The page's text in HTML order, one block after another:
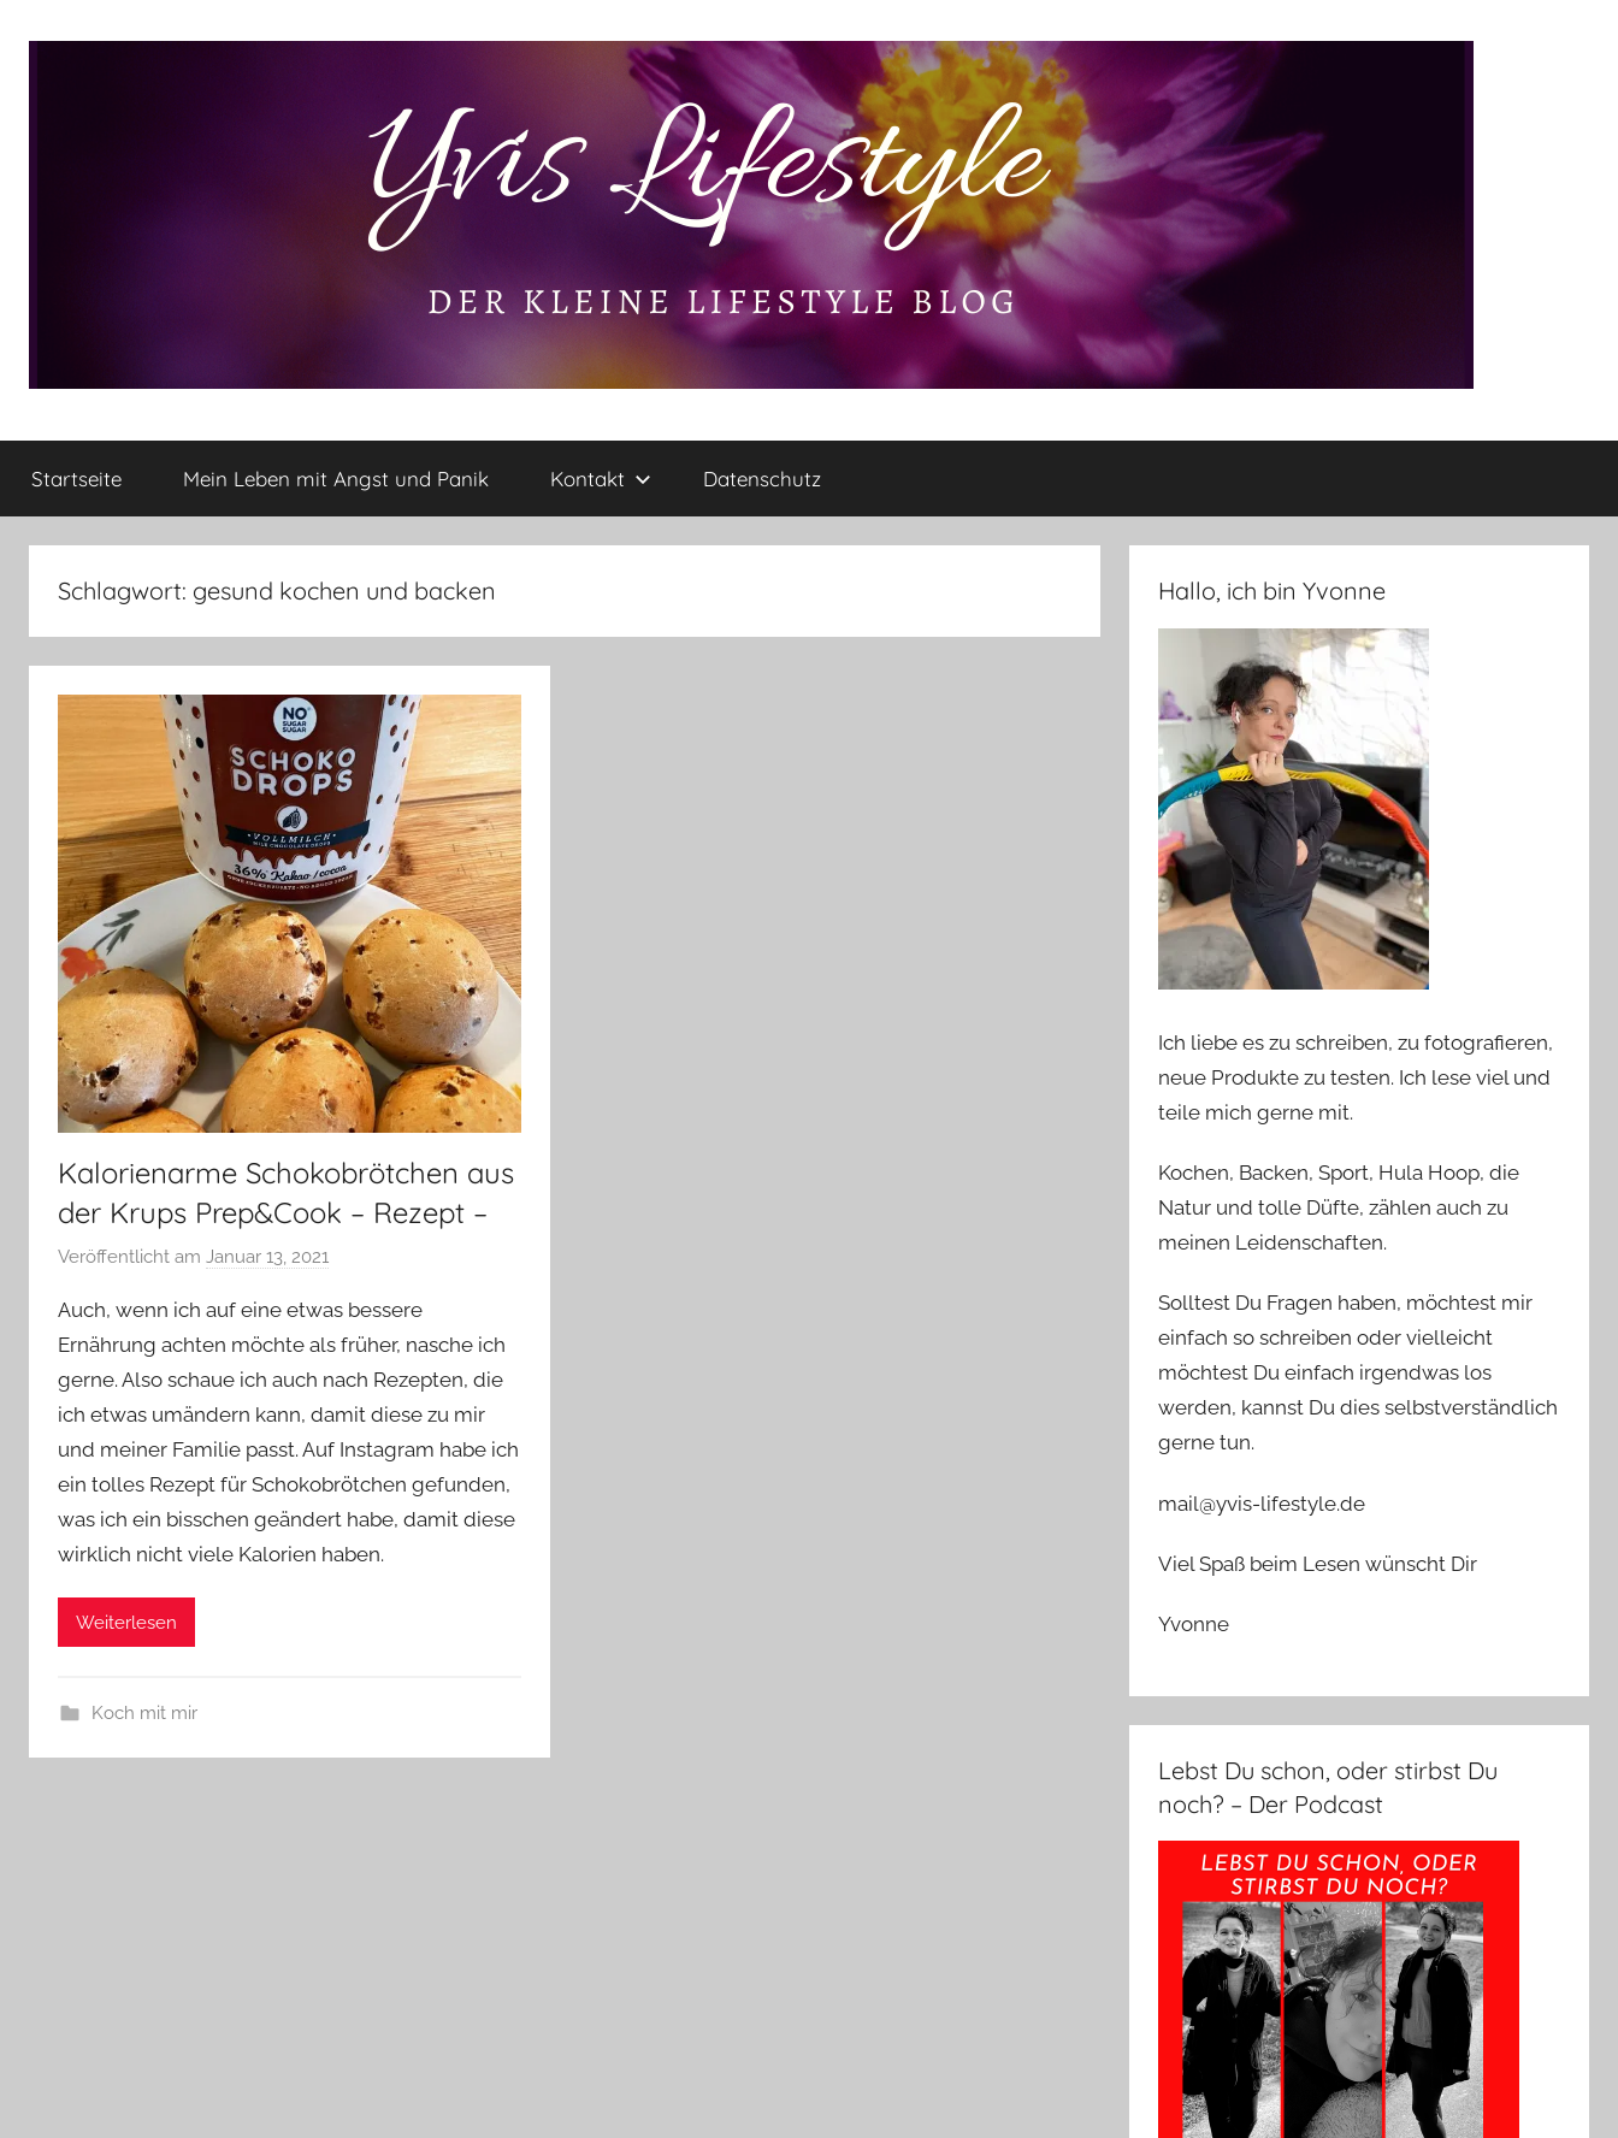
Yvis
Lifestyle
kleine
Lifestyle
Rezensionen,
Produkttests
und
vieles
Startseite Mein Leben mit Angst und Panik Kontakt Datenschutz
Schlagwort: gesund kochen und backen
Kalorienarme Schokobrötchen aus
der Krups Prep&Cook – Rezept –
Veröffentlicht am Januar 13, 2021
n
Y
v
o
n
n
e
Auch, wenn ich auf eine etwas bessere
Ernährung achten möchte als früher, nasche ich
gerne. Also schaue ich auch nach Rezepten, die
ich etwas umändern kann, damit diese zu mir
und meiner Familie passt. Auf Instagram habe ich
ein tolles Rezept für Schokobrötchen gefunden,
was ich ein bisschen geändert habe, damit diese
wirklich nicht viele Kalorien haben.
Weiterlesen
Koch mit mir
Hallo, ich bin Yvonne
Ich liebe es zu schreiben, zu fotografieren,
neue Produkte zu testen. Ich lese viel und
teile mich gerne mit.
Kochen, Backen, Sport, Hula Hoop, die
Natur und tolle Düfte, zählen auch zu
meinen Leidenschaften.
Solltest Du Fragen haben, möchtest mir
einfach so schreiben oder vielleicht
möchtest Du einfach irgendwas los
werden, kannst Du dies selbstverständlich
gerne tun.
mail@yvis-lifestyle.de
Viel Spaß beim Lesen wünscht Dir
Yvonne
Lebst Du schon, oder stirbst Du
noch? – Der Podcast